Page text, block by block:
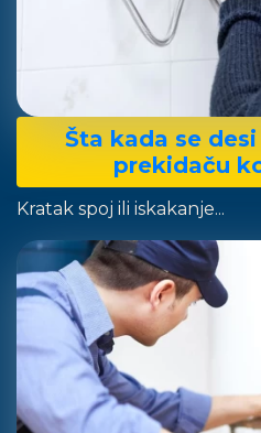
Šta kada se
prekidaču
Kratak spoj ili iskakanje...